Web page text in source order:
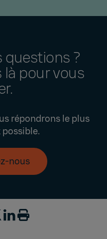
questions ?
pour vous
répondrons le plus
nous